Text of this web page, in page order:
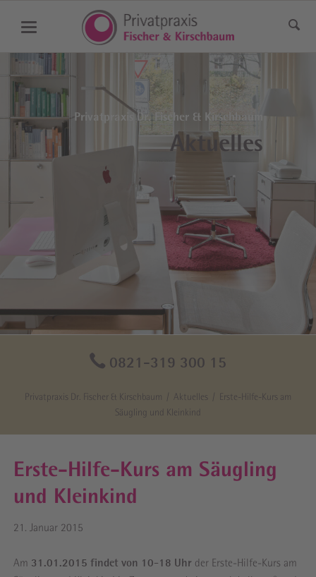
Privatpraxis Dr. Fischer & Kirschbaum
Aktuelles
0821-319 300 15
Privatpraxis Dr. Fischer & Kirschbaum Aktuelles
Erste-Hilfe-Kurs am
Säugling und Kleinkind
Erste-Hilfe-Kurs am Säugling
und Kleinkind
21. Januar 2015
Am 31.01.2015 findet von 10-18 Uhr der Erste-Hilfe-Kurs am